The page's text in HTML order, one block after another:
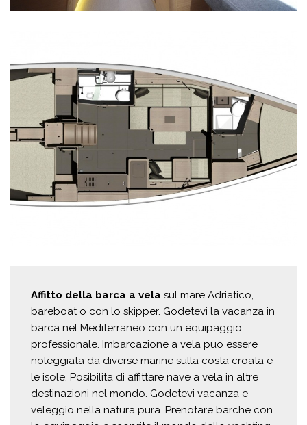
Affitto della barca a vela sul mare Adriatico,
bareboat o con lo skipper. Godetevi la vacanza in
barca nel Mediterraneo con un equipaggio
professionale. Imbarcazione a vela puo essere
noleggiata da diverse marine sulla costa croata e
le isole. Posibilita di affittare nave a vela in altre
destinazioni nel mondo. Godetevi vacanza e
veleggio nella natura pura. Prenotare barche con